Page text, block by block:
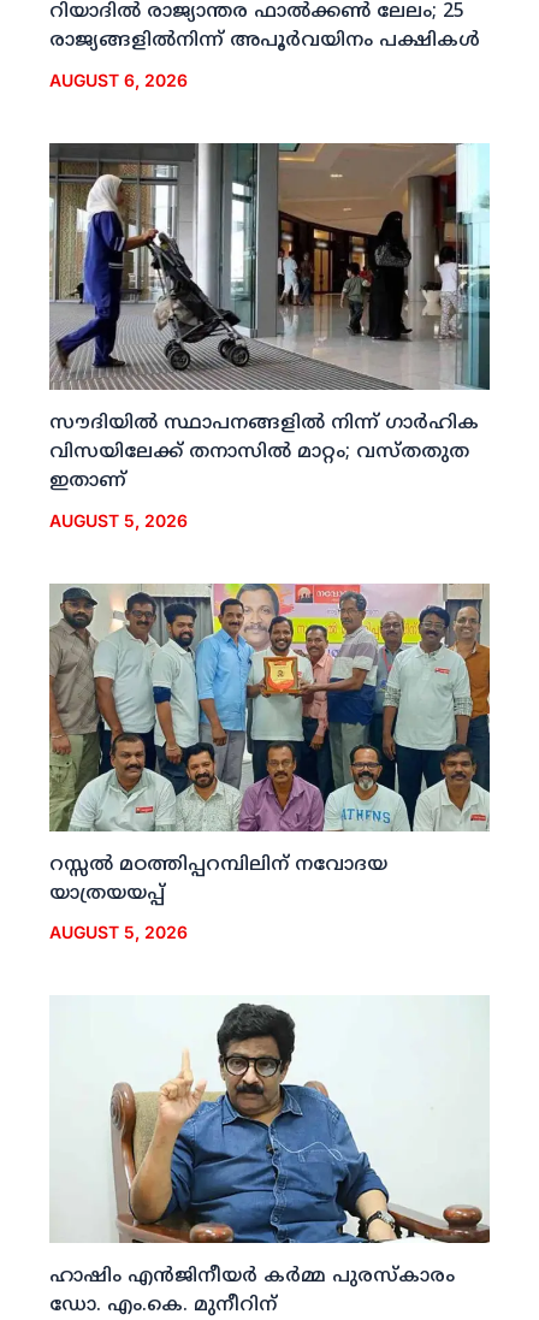
റിയാദില്‍ രാജ്യാന്തര ഫാല്‍ക്കണ്‍ ലേലം; 25
രാജ്യങ്ങളില്‍നിന്ന് അപൂര്‍വയിനം പക്ഷികള്‍
AUGUST 6, 2026
സൗദിയില്‍ സ്ഥാപനങ്ങളില്‍ നിന്ന് ഗാര്‍ഹിക
വിസയിലേക്ക് തനാസില്‍ മാറ്റം; വസ്തതുത
ഇതാണ്
AUGUST 5, 2026
റസ്സല്‍ മഠത്തിപ്പറമ്പിലിന് നവോദയ
യാത്രയയപ്പ്
AUGUST 5, 2026
ഹാഷിം എന്‍ജിനീയര്‍ കര്‍മ്മ പുരസ്‌കാരം
ഡോ. എം.കെ. മുനീറിന്